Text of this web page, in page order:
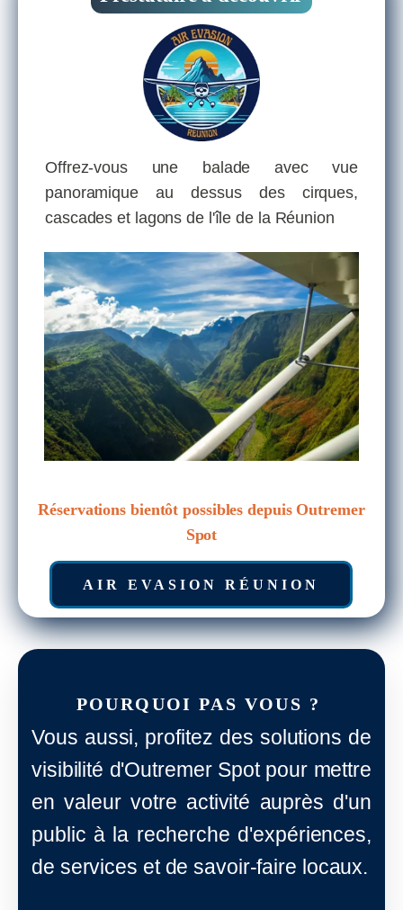
Offrez-vous une balade avec vue
panoramique au dessus des cirques,
cascades et lagons de l'île de la Réunion
Réservations bientôt possibles depuis Outremer
Spot
AIR EVASION RÉUNION
POURQUOI PAS VOUS ?
Vous aussi, profitez des solutions de
visibilité d'Outremer Spot pour mettre
en valeur votre activité auprès d'un
public à la recherche d'expériences,
de services et de savoir-faire locaux.